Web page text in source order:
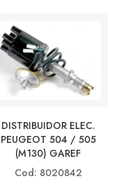
DISTRIBUIDOR ELEC.
PEUGEOT 504 / 505
(M130) GAREF
Cod: 8020842